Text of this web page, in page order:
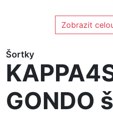
Zobrazit
Šortky
GONDO